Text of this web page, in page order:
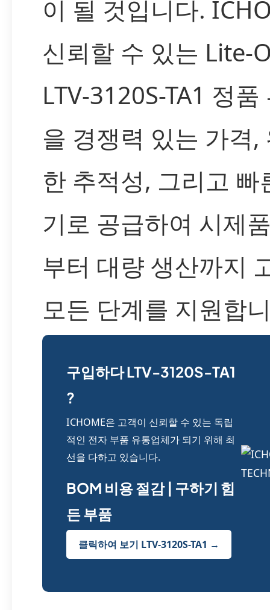
이 될 것입니다.
신뢰할 수 있는 Lite-
LTV-3120S-TA1 정품
을 경쟁력 있는 가격,
한 추적성, 그리고 빠
기로 공급하여 시제
부터 대량 생산까지
모든 단계를 지원합
구입하다 LTV-3120S-TA1
?
ICHOME은 고객이 신뢰할 수 있는 독립
적인 전자 부품 유통업체가 되기 위해 최
선을 다하고 있습니다.
BOM 비용 절감 | 구하기 힘
든 부품
클릭하여 보기 LTV-3120S-TA1 →